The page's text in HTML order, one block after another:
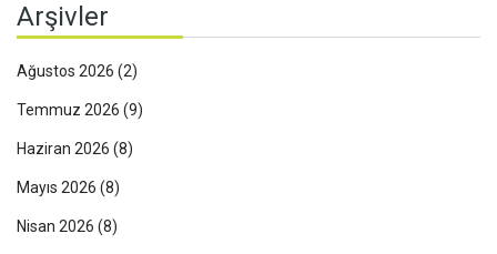
Arşivler
Ağustos 2026 (2)
Temmuz 2026 (9)
Haziran 2026 (8)
Mayıs 2026 (8)
Nisan 2026 (8)